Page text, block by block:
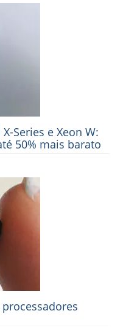
Series e Xeon W:
50% mais barato